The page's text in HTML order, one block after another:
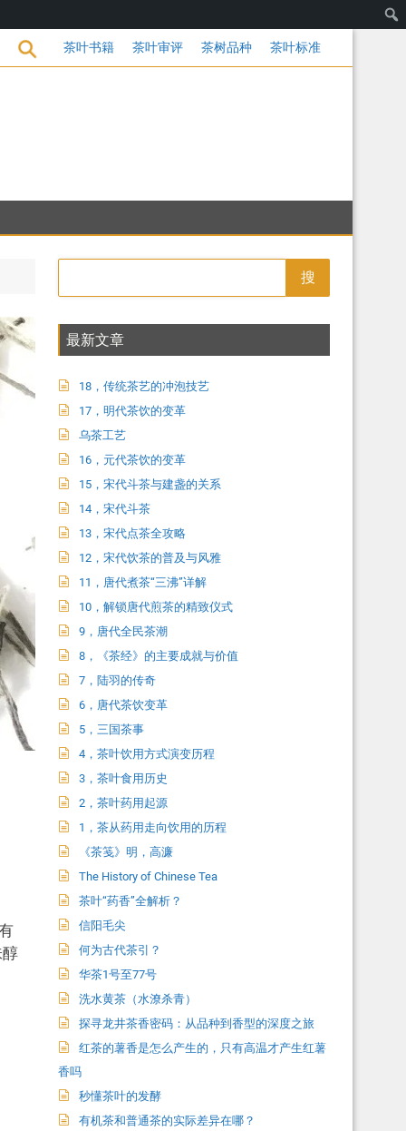
变革 茶叶书籍 茶叶审评 茶树品种 茶叶标准
搜
最新文章
18，传统茶艺的冲泡技艺
17，明代茶饮的变革
乌茶工艺
16，元代茶饮的变革
15，宋代斗茶与建盏的关系
14，宋代斗茶
13，宋代点茶全攻略
12，宋代饮茶的普及与风雅
11，唐代煮茶“三沸”详解
10，解锁唐代煎茶的精致仪式
9，唐代全民茶潮
8，《茶经》的主要成就与价值
7，陆羽的传奇
6，唐代茶饮变革
5，三国茶事
4，茶叶饮用方式演变历程
3，茶叶食用历史
2，茶叶药用起源
1，茶从药用走向饮用的历程
《茶笺》明，高濂
The History of Chinese Tea
茶叶“药香”全解析？
信阳毛尖
何为古代茶引？
华茶1号至77号
洗水黄茶（水潦杀青）
探寻龙井茶香密码：从品种到香型的深度之旅
红茶的薯香是怎么产生的，只有高温才产生红薯
香吗
秒懂茶叶的发酵
有机茶和普通茶的实际差异在哪？